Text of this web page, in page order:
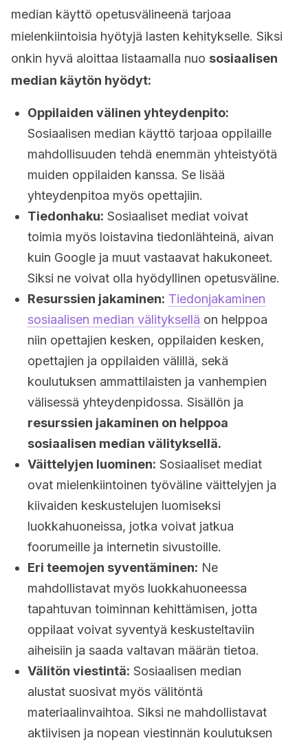
median käyttö opetusvälineenä tarjoaa
mielenkiintoisia hyötyjä lasten kehitykselle. Siksi
onkin hyvä aloittaa listaamalla nuo sosiaalisen
median käytön hyödyt:
Oppilaiden välinen yhteydenpito:
Sosiaalisen median käyttö tarjoaa oppilaille
mahdollisuuden tehdä enemmän yhteistyötä
muiden oppilaiden kanssa. Se lisää
yhteydenpitoa myös opettajiin.
Tiedonhaku: Sosiaaliset mediat voivat
toimia myös loistavina tiedonlähteinä, aivan
kuin Google ja muut vastaavat hakukoneet.
Siksi ne voivat olla hyödyllinen opetusväline.
Resurssien jakaminen: Tiedonjakaminen
sosiaalisen median välityksellä on helppoa
niin opettajien kesken, oppilaiden kesken,
opettajien ja oppilaiden välillä, sekä
koulutuksen ammattilaisten ja vanhempien
välisessä yhteydenpidossa. Sisällön ja
resurssien jakaminen on helppoa
sosiaalisen median välityksellä.
Väittelyjen luominen: Sosiaaliset mediat
ovat mielenkiintoinen työväline väittelyjen ja
kiivaiden keskustelujen luomiseksi
luokkahuoneissa, jotka voivat jatkua
foorumeille ja internetin sivustoille.
Eri teemojen syventäminen: Ne
mahdollistavat myös luokkahuoneessa
tapahtuvan toiminnan kehittämisen, jotta
oppilaat voivat syventyä keskusteltaviin
aiheisiin ja saada valtavan määrän tietoa.
Välitön viestintä: Sosiaalisen median
alustat suosivat myös välitöntä
materiaalinvaihtoa. Siksi ne mahdollistavat
aktiivisen ja nopean viestinnän koulutuksen